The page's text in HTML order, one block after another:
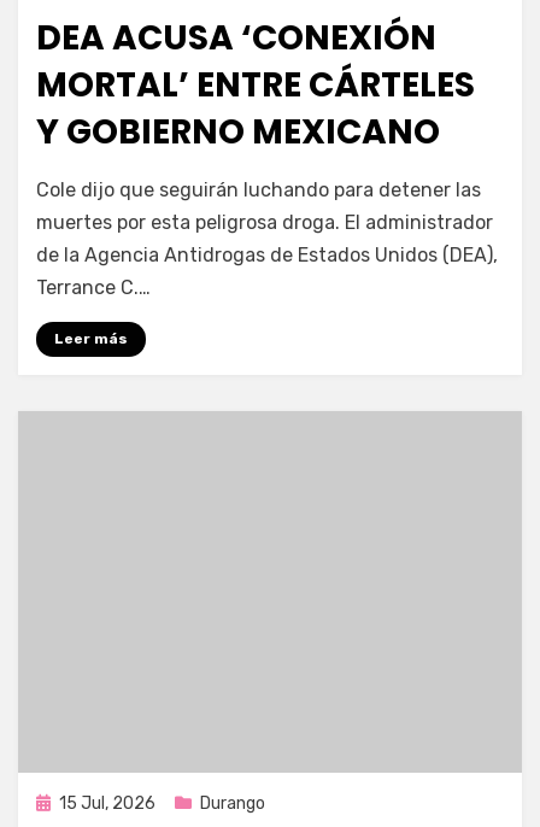
DEA ACUSA ‘CONEXIÓN
MORTAL’ ENTRE CÁRTELES
Y GOBIERNO MEXICANO
por Fernando Miranda Servín
Cole dijo que seguirán luchando para detener las
muertes por esta peligrosa droga. El administrador
de la Agencia Antidrogas de Estados Unidos (DEA),
Terrance C.…
Leer más
Publicada
15 Jul, 2026 Durango